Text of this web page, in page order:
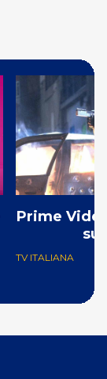
Prime
su
TV ITALIANA